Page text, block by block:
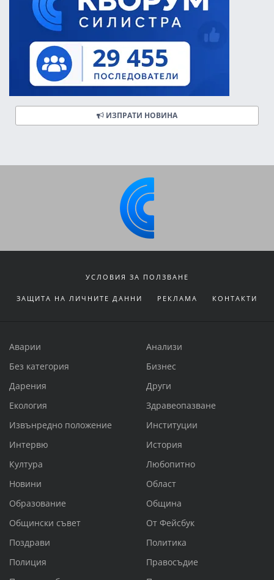
ИЗПРАТИ НОВИНА
УСЛОВИЯ ЗА ПОЛЗВАНЕ
ЗАЩИТА НА ЛИЧНИТЕ ДАННИ РЕКЛАМА КОНТАКТИ
Аварии
Анализи
Без категория
Бизнес
Дарения
Други
Екология
Здравеопазване
Извънредно положение
Институции
Интервю
История
Култура
Любопитно
Новини
Област
Образование
Община
Общински съвет
От Фейсбук
Поздрави
Политика
Полиция
Правосъдие